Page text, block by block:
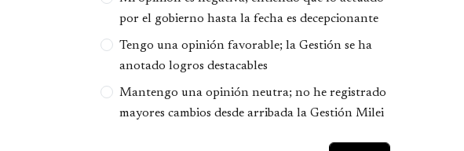
por el gobierno hasta la fecha es decepcionante
Tengo una opinión favorable; la Gestión se ha
anotado logros destacables
Mantengo una opinión neutra; no he registrado
mayores cambios desde arribada la Gestión Milei